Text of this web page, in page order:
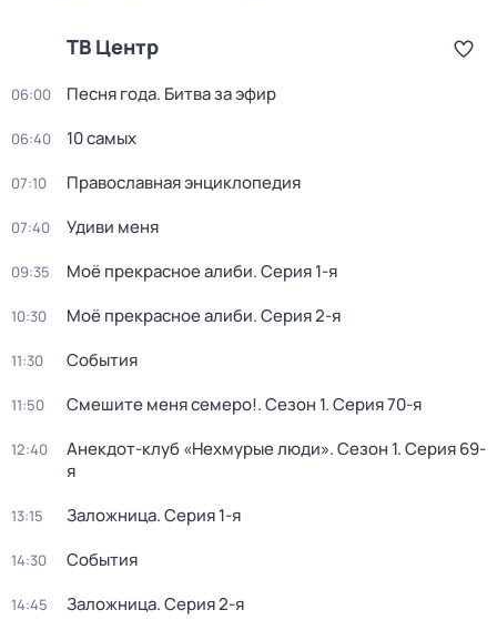
ТВ Центр
06:00 Песня года. Битва за эфир
06:40 10 самых
07:10 Православная энциклопедия
07:40 Удиви меня
09:35 Моё прекрасное алиби. Серия 1-я
10:30 Моё прекрасное алиби. Серия 2-я
11:30 События
11:50 Смешите меня семеро!. Сезон 1. Серия 70-я
12:40 Анекдот-клуб «Нехмурые люди». Сезон 1. Серия 69-
я
13:15 Заложница. Серия 1-я
14:30 События
14:45 Заложница. Серия 2-я